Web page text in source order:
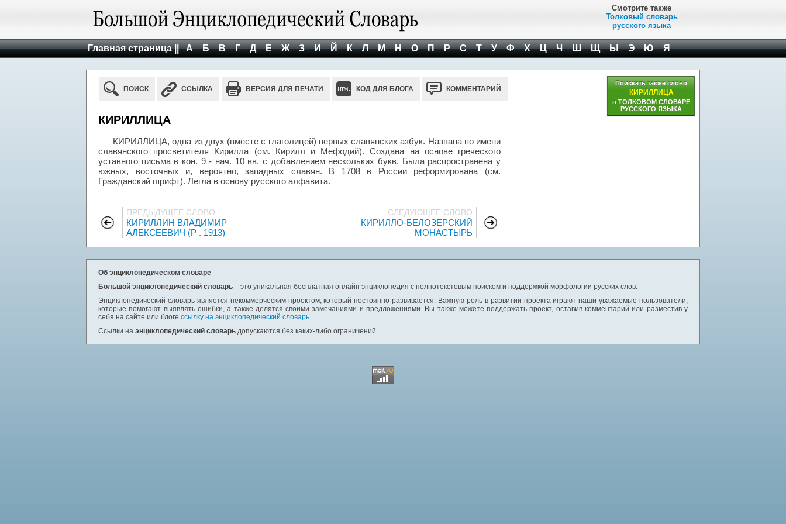
Смотрите также
Толковый словарь
русского языка
Главная страница || А Б В Г Д Е Ж З И Й К Л М Н О П Р С Т У Ф Х Ц Ч Ш Щ Ы Э Ю Я
ПОИСК ССЫЛКА ВЕРСИЯ ДЛЯ ПЕЧАТИ КОД ДЛЯ БЛОГА КОММЕНТАРИЙ
КИРИЛЛИЦА
КИРИЛЛИЦА, одна из двух (вместе с глаголицей) первых славянских азбук. Названа по имени
славянского просветителя Кирилла (см. Кирилл и Мефодий). Создана на основе греческого
уставного письма в кон. 9 - нач. 10 вв. с добавлением нескольких букв. Была распространена у
южных, восточных и, вероятно, западных славян. В 1708 в России реформирована (см.
Гражданский шрифт). Легла в основу русского алфавита.
ПРЕДЫДУЩЕЕ СЛОВО
КИРИЛЛИН ВЛАДИМИР
АЛЕКСЕЕВИЧ (Р . 1913)
СЛЕДУЮЩЕЕ СЛОВО
КИРИЛЛО-БЕЛОЗЕРСКИЙ
МОНАСТЫРЬ
Поискать также слово
КИРИЛЛИЦА
в ТОЛКОВОМ СЛОВАРЕ
РУССКОГО ЯЗЫКА
Об энциклопедическом словаре
Большой энциклопедический словарь – это уникальная бесплатная онлайн энциклопедия с полнотекстовым поиском и поддержкой морфологии русских слов.
Энциклопедический словарь является некоммерческим проектом, который постоянно развивается. Важную роль в развитии проекта играют наши уважаемые пользователи,
которые помогают выявлять ошибки, а также делятся своими замечаниями и предложениями. Вы также можете поддержать проект, оставив комментарий или разместив у
себя на сайте или блоге ссылку на энциклопедический словарь.
Ссылки на энциклопедический словарь допускаются без каких-либо ограничений.